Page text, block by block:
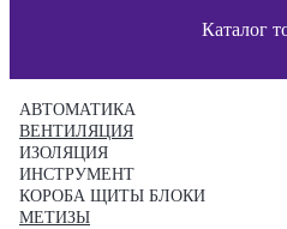
Каталог
АВТОМАТИКА
ВЕНТИЛЯЦИЯ
ИЗОЛЯЦИЯ
ИНСТРУМЕНТ
КОРОБА ЩИТЫ БЛОКИ
МЕТИЗЫ